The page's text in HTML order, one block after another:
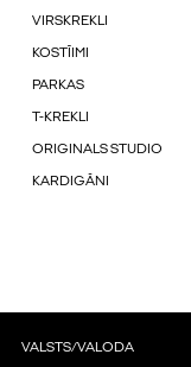
VIRSKREKLI
KOSTĪIMI
PARKAS
T-KREKLI
ORIGINALS STUDIO
KARDIGĀNI
VALSTS/VALODA